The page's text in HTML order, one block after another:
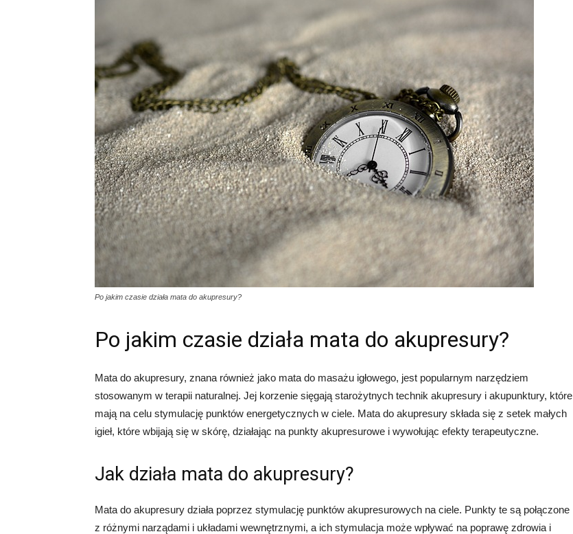
Po jakim czasie działa mata do akupresury?
Po jakim czasie działa mata do akupresury?
Mata do akupresury, znana również jako mata do masażu igłowego, jest popularnym narzędziem
stosowanym w terapii naturalnej. Jej korzenie sięgają starożytnych technik akupresury i akupunktury, które
mają na celu stymulację punktów energetycznych w ciele. Mata do akupresury składa się z setek małych
igieł, które wbijają się w skórę, działając na punkty akupresurowe i wywołując efekty terapeutyczne.
Jak działa mata do akupresury?
Mata do akupresury działa poprzez stymulację punktów akupresurowych na ciele. Punkty te są połączone
z różnymi narządami i układami wewnętrznymi, a ich stymulacja może wpływać na poprawę zdrowia i